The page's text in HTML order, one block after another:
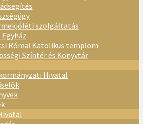
szolgáltatás
Római Katolikus templom
Színtér és Könyvtár
Hivatal